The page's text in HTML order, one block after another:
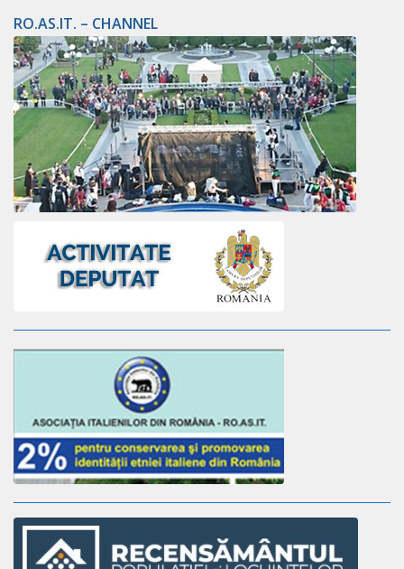
RO.AS.IT. – CHANNEL